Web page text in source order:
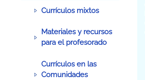
Currículos mixtos
Materiales y recursos
para el profesorado
Currículos en las
Comunidades